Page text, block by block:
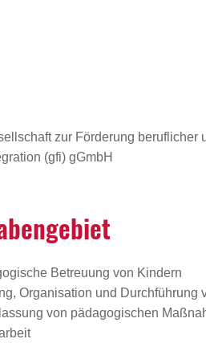
zur Förderung beruflicher
(gfi) gGmbH
Betreuung von Kindern
Organisation und
von pädagogischen